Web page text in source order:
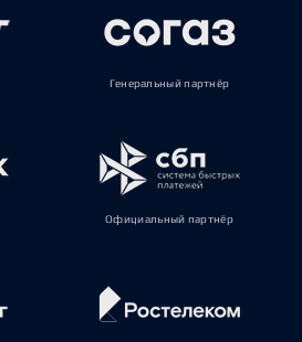
Генеральный партнёр
Официальный партнёр